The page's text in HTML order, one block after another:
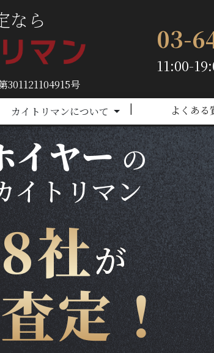
なら
301121104915号
03-
11:00-
カイトリマンについて よくある
満足できますか？
イヤーの
イトリマン
社が
定！